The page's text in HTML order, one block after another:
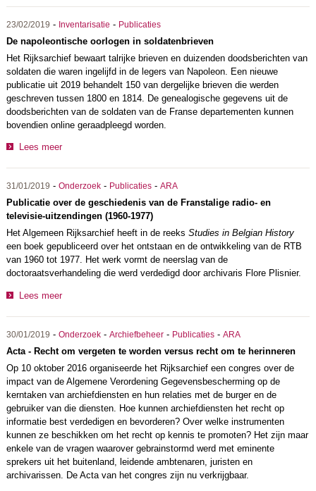
23/02/2019 - Inventarisatie - Publicaties
De napoleontische oorlogen in soldatenbrieven
Het Rijksarchief bewaart talrijke brieven en duizenden doodsberichten van
soldaten die waren ingelijfd in de legers van Napoleon. Een nieuwe
publicatie uit 2019 behandelt 150 van dergelijke brieven die werden
geschreven tussen 1800 en 1814. De genealogische gegevens uit de
doodsberichten van de soldaten van de Franse departementen kunnen
bovendien online geraadpleegd worden.
Lees meer
31/01/2019 - Onderzoek- Publicaties- ARA
Publicatie over de geschiedenis van de Franstalige radio- en
televisie-uitzendingen (1960-1977)
Het Algemeen Rijksarchief heeft in de reeks Studies in Belgian History
een boek gepubliceerd over het ontstaan en de ontwikkeling van de RTB
van 1960 tot 1977. Het werk vormt de neerslag van de
doctoraatsverhandeling die werd verdedigd door archivaris Flore Plisnier.
Lees meer
30/01/2019 - Onderzoek- Archiefbeheer- Publicaties- ARA
Acta - Recht om vergeten te worden versus recht om te herinneren
Op 10 oktober 2016 organiseerde het Rijksarchief een congres over de
impact van de Algemene Verordening Gegevensbescherming op de
kerntaken van archiefdiensten en hun relaties met de burger en de
gebruiker van die diensten. Hoe kunnen archiefdiensten het recht op
informatie best verdedigen en bevorderen? Over welke instrumenten
kunnen ze beschikken om het recht op kennis te promoten? Het zijn maar
enkele van de vragen waarover gebrainstormd werd met eminente
sprekers uit het buitenland, leidende ambtenaren, juristen en
archivarissen. De Acta van het congres zijn nu verkrijgbaar.